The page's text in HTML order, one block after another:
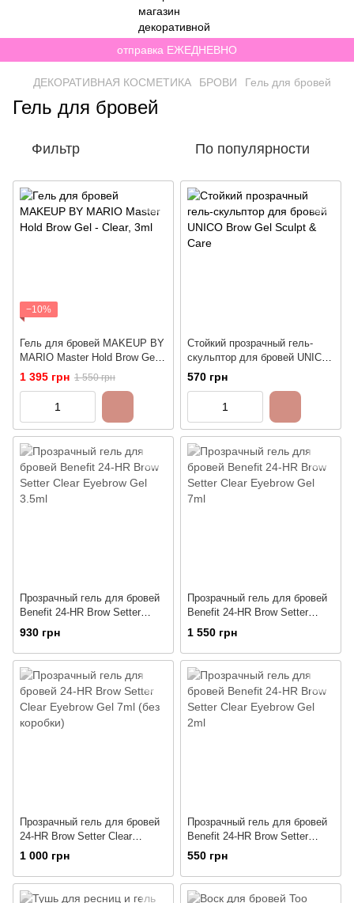
отправка ЕЖЕДНЕВНО
ДЕКОРАТИВНАЯ КОСМЕТИКА БРОВИ Гель для бровей
Гель для бровей
Фильтр По популярности
−10%
Гель для бровей MAKEUP BY
MARIO Master Hold Brow Gel -
Clear, 3ml
1 395 грн 1 550 грн
Стойкий прозрачный гель-
скульптор для бровей UNICO
Brow Gel Sculpt & Care
570 грн
Прозрачный гель для бровей
Benefit 24-HR Brow Setter
Clear Eyebrow Gel 3.5ml
930 грн
Прозрачный гель для бровей
Benefit 24-HR Brow Setter
Clear Eyebrow Gel 7ml
1 550 грн
Прозрачный гель для бровей
24-HR Brow Setter Clear
Eyebrow Gel 7ml (без коробки)
1 000 грн
Прозрачный гель для бровей
Benefit 24-HR Brow Setter
Clear Eyebrow Gel 2ml
550 грн